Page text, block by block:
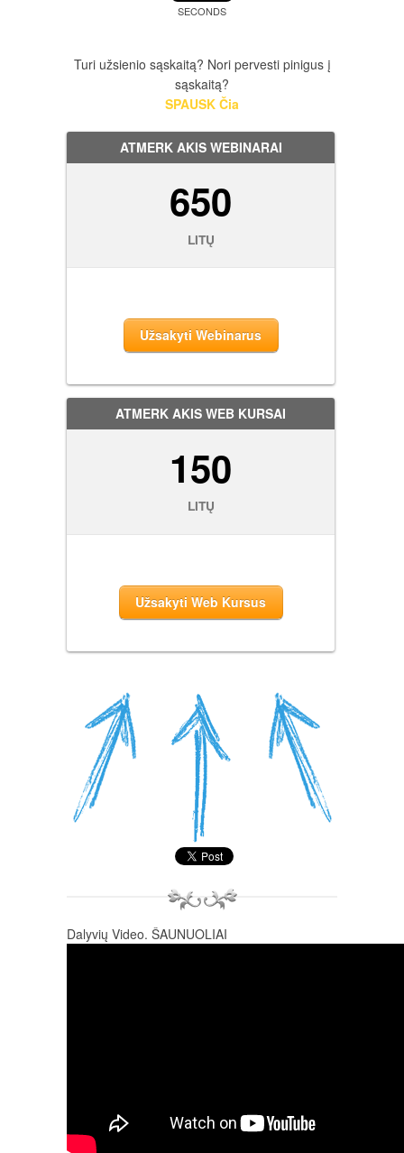
SECONDS
Turi užsienio sąskaitą? Nori pervesti pinigus į
sąskaitą?
SPAUSK Čia
ATMERK AKIS WEBINARAI
650
LITŲ
Užsakyti Webinarus
ATMERK AKIS WEB KURSAI
150
LITŲ
Užsakyti Web Kursus
Dalyvių Video. ŠAUNUOLIAI